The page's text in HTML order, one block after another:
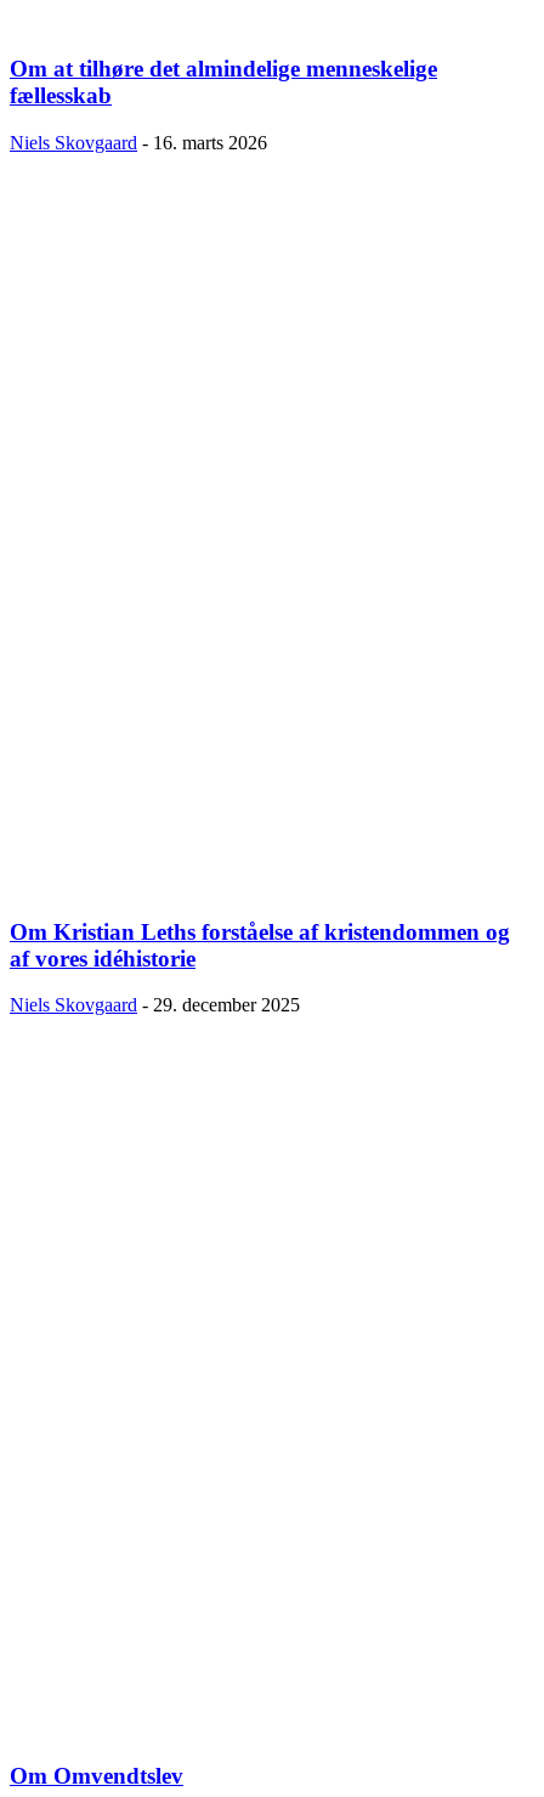
Om at tilhøre det almindelige menneskelige
fællesskab
Niels Skovgaard - 16. marts 2026
Om Kristian Leths forståelse af kristendommen og
af vores idéhistorie
Niels Skovgaard - 29. december 2025
Om Omvendtslev